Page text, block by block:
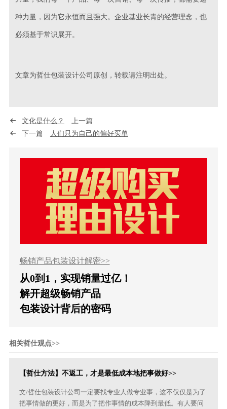
种力量，因为它永恒而且强大。企业基业长青的经营理念，也
必须基于常识展开。
文章为哲仕包装设计公司原创，转载请注明出处。
文化是什么？
上一篇
下一篇
人们只为自己的偏好买单
畅销产品包装设计解密>>
从0到1，实现销量过亿！
解开超级畅销产品
包装设计背后的密码
相关哲仕观点>>
【哲仕方法】不返工，才是最低成本地把事做好>>
文/哲仕包装设计公司一定要找专业人做专业事，这不仅仅是为了
把事情做的更好，而是为了把作事情的成本降到最低。有人要问